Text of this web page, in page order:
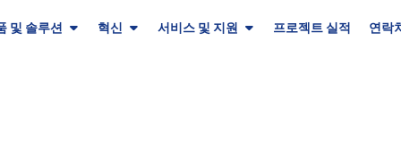
및 솔루션 혁신 서비스 및 지원 프로젝트 실적 연락